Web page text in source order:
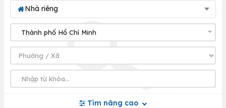
Nhà riêng
Tìm nâng cao